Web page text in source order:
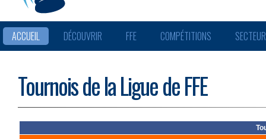
ACCUEIL DÉCOUVRIR FFE COMPÉTITIONS
Tournois de la Ligue de FFE